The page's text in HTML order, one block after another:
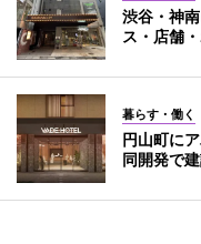
渋谷・神
ス・店舗
暮らす・働く
円山町に
同開発で